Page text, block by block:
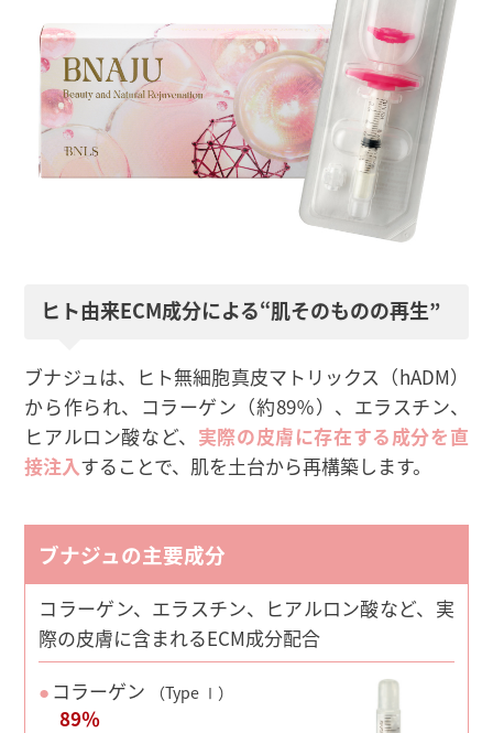
ヒト由来ECM成分による“肌そのものの再生”
ブナジュは、ヒト無細胞真皮マトリックス（hADM）
から作られ、コラーゲン（約89％）、エラスチン、
ヒアルロン酸など、 実際の皮膚に存在する成分を直
接注入することで、肌を土台から再構築します。
ブナジュの主要成分
コラーゲン、エラスチン、ヒアルロン酸など、実
際の皮膚に含まれるECM成分配合
● コラーゲン （Type Ⅰ）
89％